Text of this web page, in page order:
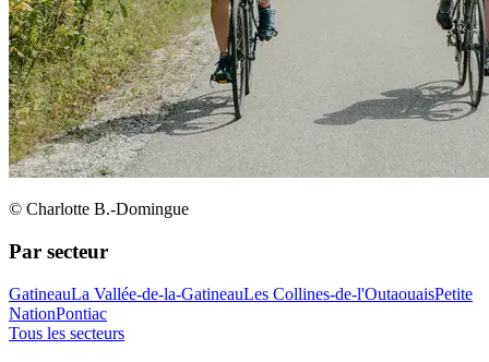
© Charlotte B.-Domingue
Par secteur
GatineauLa Vallée-de-la-GatineauLes Collines-de-l'OutaouaisPetite
NationPontiac
Tous les secteurs